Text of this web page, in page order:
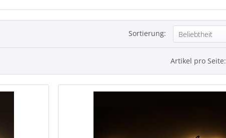
Sortierung:
Artikel pro Seite: